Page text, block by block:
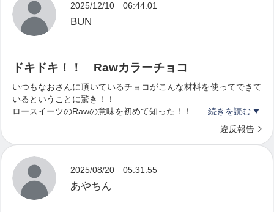
るので、
幸福感アップ・アンチエイジング・免疫力アップ
〇 セミナー受講後も質問出来るので安心です
過去に開催されたRawチョコセミナーの様子は、以
下のURLよりご覧いただけます(*^^*)
・ https://www.instagram.com/p/CrONXaapiyb
2025/12/10 06:44.01
BUN
ドキドキ！！ Rawカラーチョコ
いつもなおさんに頂いているチョコがこんな材料を使ってできて
いるということに驚き！！
ロースイーツのRawの意味を初めて知った！！
新しい知識や人 味に出会うことのできるなおさんの講習会最
続きを読む
違反報告
2025/08/20 05:31.55
あやちん